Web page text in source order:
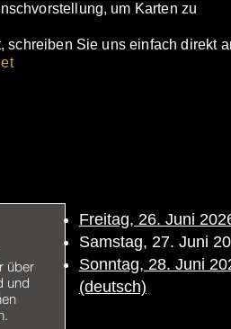
um Karten zu
schreiben Sie uns einfach direkt
über
und
Freitag, 26. Juni
Samstag, 27. Juni
Sonntag, 28. Juni
(deutsch)